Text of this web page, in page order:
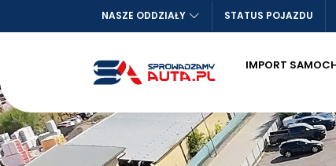
NASZE ODDZIAŁY STATUS POJAZDU
IMPORT